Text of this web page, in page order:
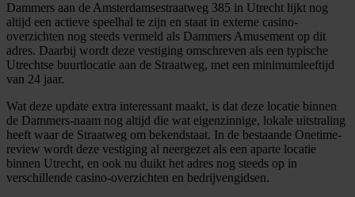
Dammers aan de Amsterdamsestraatweg 385 in Utrecht lijkt nog
altijd een actieve speelhal te zijn en staat in externe casino-
overzichten nog steeds vermeld als Dammers Amusement op dit
adres. Daarbij wordt deze vestiging omschreven als een typische
Utrechtse buurtlocatie aan de Straatweg, met een minimumleeftijd
van 24 jaar.
Wat deze update extra interessant maakt, is dat deze locatie binnen
de Dammers-naam nog altijd die wat eigenzinnige, lokale uitstraling
heeft waar de Straatweg om bekendstaat. In de bestaande Onetime-
review wordt deze vestiging al neergezet als een aparte locatie
binnen Utrecht, en ook nu duikt het adres nog steeds op in
verschillende casino-overzichten en bedrijvengidsen.